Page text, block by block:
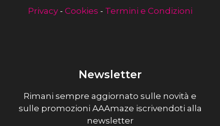
Privacy- Cookies - Termini e Condizioni
Newsletter
Rimani sempre aggiornato sulle novità e
sulle promozioni AAAmaze iscrivendoti alla
newsletter